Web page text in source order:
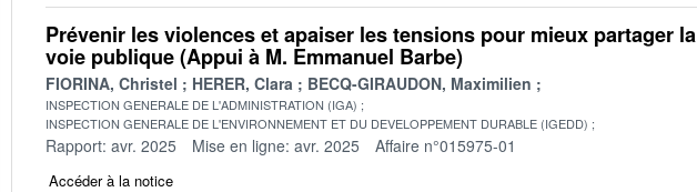
Prévenir les violences et apaiser les tensions pour mieux partager la
voie publique (Appui à M. Emmanuel Barbe)
FIORINA, Christel HERER, Clara BECQ-GIRAUDON, Maximilien
INSPECTION GENERALE DE L'ADMINISTRATION (IGA)
INSPECTION GENERALE DE L'ENVIRONNEMENT ET DU DEVELOPPEMENT DURABLE (IGEDD)
Rapport: avr. 2025 Mise en ligne: avr. 2025 Affaire n°015975-01
Accéder à la notice